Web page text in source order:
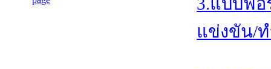
แข่งขัน/